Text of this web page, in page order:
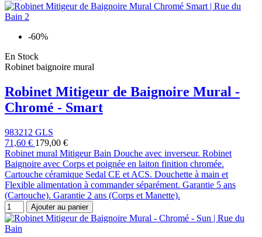
-60%
En Stock
Robinet baignoire mural
Robinet Mitigeur de Baignoire Mural -
Chromé - Smart
983212 GLS
71,60 € 179,00 €
Robinet mural Mitigeur Bain Douche avec inverseur. Robinet
Baignoire avec Corps et poignée en laiton finition chromée.
Cartouche céramique Sedal CE et ACS. Douchette à main et
Flexible alimentation à commander séparément. Garantie 5 ans
(Cartouche). Garantie 2 ans (Corps et Manette).
Ajouter au panier